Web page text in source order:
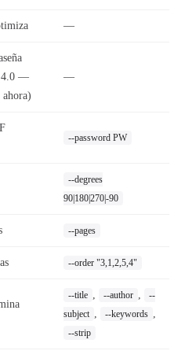
—
—
—
--password PW
--degrees
90|180|270|-90
--pages
--order "3,1,2,5,4"
--title , --author ,
--
subject , --keywords ,
--strip